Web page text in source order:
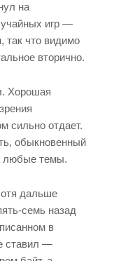
на
игр —
так что видимо
вторично.
Хорошая
сильно отдает.
обыкновенный
любые темы.
дальше
семь назад
в
ставил —